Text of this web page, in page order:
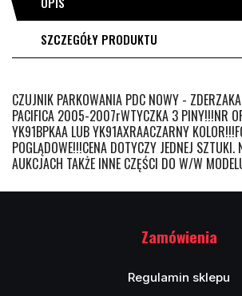
SZCZEGÓŁY PRODUKTU
CZUJNIK PARKOWANIA PDC NOWY -
PACIFICA 2005-2007rWTYCZKA 3 PINY!!!NR
YK91BPKAA LUB YK91AXRAACZARNY
POGLĄDOWE!!!CENA DOTYCZY JEDNEJ SZTUKI.
AUKCJACH TAKŻE INNE CZĘŚCI DO W/W
Zamówienia
Regulamin sklepu